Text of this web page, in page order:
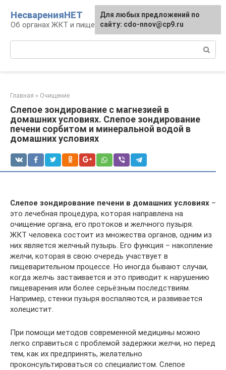
контенту
НесваренияНЕТ
Об органах ЖКТ и пищеварении
Главная » Очищение
Слепое зондирование с магнезией в
домашних условиях. Слепое зондирование
печени сорбитом и минеральной водой в
домашних условиях
Слепое зондирование печени в домашних условиях –
это лечебная процедура, которая направлена на
очищение органа, его протоков и желчного пузыря.
ЖКТ человека состоит из множества органов, одним из
них является желчный пузырь. Его функция – накопление
желчи, которая в свою очередь участвует в
пищеварительном процессе. Но иногда бывают случаи,
когда желчь застаивается и это приводит к нарушению
пищеварения или более серьёзным последствиям.
Например, стенки пузыря воспаляются, и развивается
холецистит.
При помощи методов современной медицины можно
легко справиться с проблемой задержки желчи, но перед
тем, как их предпринять, желательно
проконсультироваться со специалистом. Слепое
Для любых предложений по
сайту: cdo-nnov@cp9.ru